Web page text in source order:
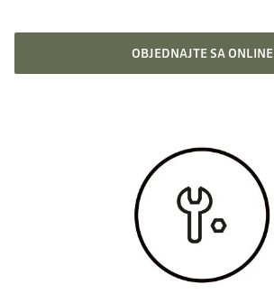
OBJEDNAJTE SA ONLINE